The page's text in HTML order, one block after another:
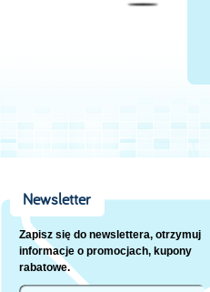
Newsletter
Zapisz się do newslettera, otrzymuj
informacje o promocjach, kupony
rabatowe.